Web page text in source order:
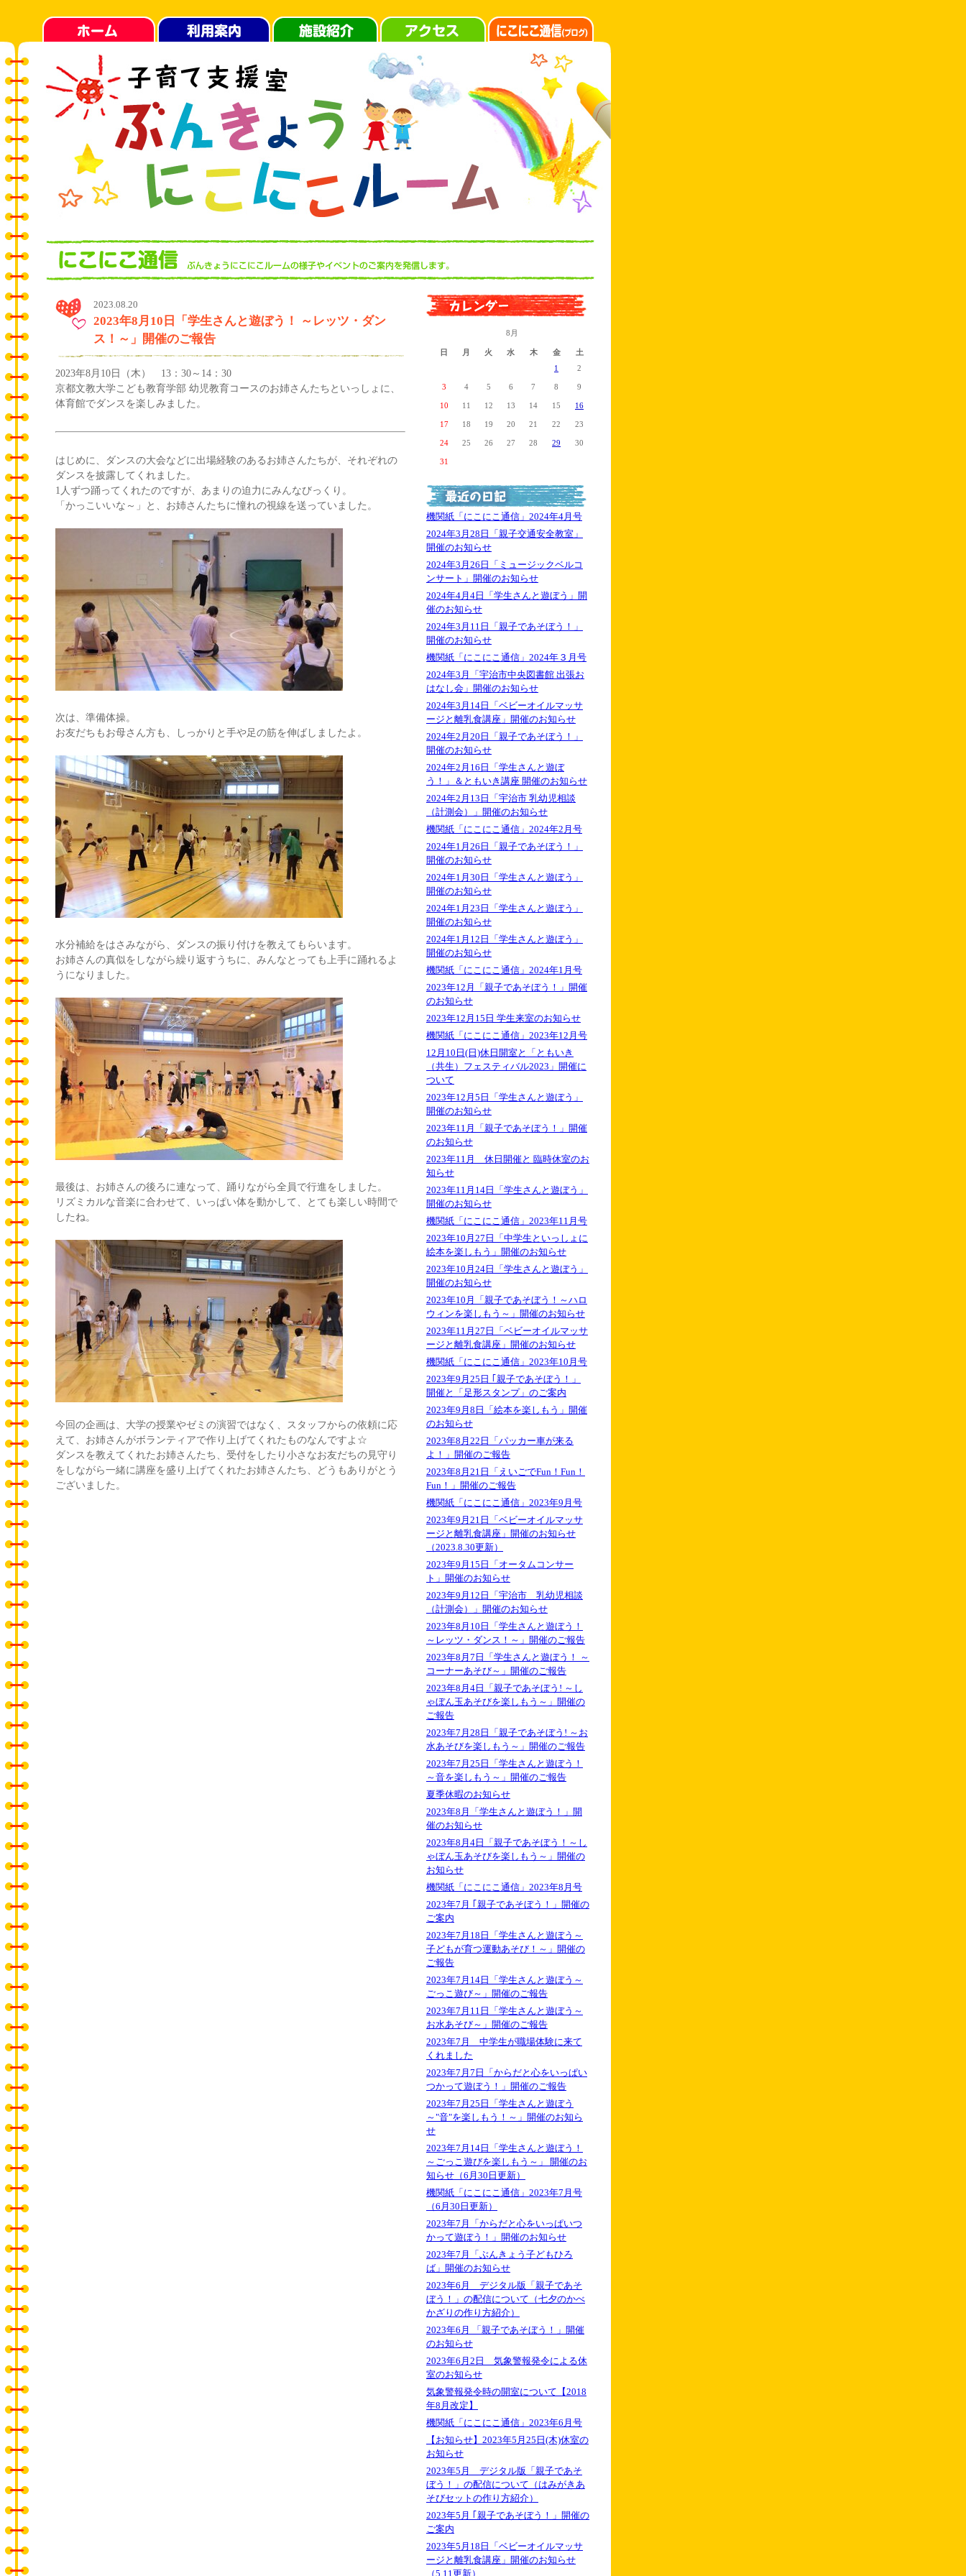
2023.08.20
2023年8月10日「学生さんと遊ぼう！ ～レッツ・ダン
ス！～」開催のご報告
2023年8月10日（木） 13：30～14：30
京都文教大学こども教育学部 幼児教育コースのお姉さんたちといっしょに、
体育館でダンスを楽しみました。
はじめに、ダンスの大会などに出場経験のあるお姉さんたちが、それぞれの
ダンスを披露してくれました。
1人ずつ踊ってくれたのですが、あまりの迫力にみんなびっくり。
「かっこいいな～」と、お姉さんたちに憧れの視線を送っていました。
次は、準備体操。
お友だちもお母さん方も、しっかりと手や足の筋を伸ばしましたよ。
水分補給をはさみながら、ダンスの振り付けを教えてもらいます。
お姉さんの真似をしながら繰り返すうちに、みんなとっても上手に踊れるよ
うになりました。
最後は、お姉さんの後ろに連なって、踊りながら全員で行進をしました。
リズミカルな音楽に合わせて、いっぱい体を動かして、とても楽しい時間で
したね。
今回の企画は、大学の授業やゼミの演習ではなく、スタッフからの依頼に応
えて、お姉さんがボランティアで作り上げてくれたものなんですよ☆
ダンスを教えてくれたお姉さんたち、受付をしたり小さなお友だちの見守り
をしながら一緒に講座を盛り上げてくれたお姉さんたち、どうもありがとう
ございました。
8月
日 月 火 水 木 金
土
1
2
3 4 5 6 7 8 9
10 11 12 13 14 15 16
17 18 19 20 21 22 23
24 25 26 27 28 29 30
31
機関紙「にこにこ通信」2024年4月号
2024年3月28日「親子交通安全教室」
開催のお知らせ
2024年3月26日「ミュージックベルコ
ンサート」開催のお知らせ
2024年4月4日「学生さんと遊ぼう」開
催のお知らせ
2024年3月11日「親子であそぼう！」
開催のお知らせ
機関紙「にこにこ通信」2024年３月号
2024年3月「宇治市中央図書館 出張お
はなし会」開催のお知らせ
2024年3月14日「ベビーオイルマッサ
ージと離乳食講座」開催のお知らせ
2024年2月20日「親子であそぼう！」
開催のお知らせ
2024年2月16日「学生さんと遊ぼ
う！」＆ともいき講座 開催のお知らせ
2024年2月13日「宇治市 乳幼児相談
（計測会）」開催のお知らせ
機関紙「にこにこ通信」2024年2月号
2024年1月26日「親子であそぼう！」
開催のお知らせ
2024年1月30日「学生さんと遊ぼう」
開催のお知らせ
2024年1月23日「学生さんと遊ぼう」
開催のお知らせ
2024年1月12日「学生さんと遊ぼう」
開催のお知らせ
機関紙「にこにこ通信」2024年1月号
2023年12月「親子であそぼう！」開催
のお知らせ
2023年12月15日 学生来室のお知らせ
機関紙「にこにこ通信」2023年12月号
12月10日(日)休日開室と「ともいき
（共生）フェスティバル2023」開催に
ついて
2023年12月5日「学生さんと遊ぼう」
開催のお知らせ
2023年11月「親子であそぼう！」開催
のお知らせ
2023年11月 休日開催と 臨時休室のお
知らせ
2023年11月14日「学生さんと遊ぼう」
開催のお知らせ
機関紙「にこにこ通信」2023年11月号
2023年10月27日「中学生といっしょに
絵本を楽しもう」開催のお知らせ
2023年10月24日「学生さんと遊ぼう」
開催のお知らせ
2023年10月「親子であそぼう！～ハロ
ウィンを楽しもう～」開催のお知らせ
2023年11月27日「ベビーオイルマッサ
ージと離乳食講座」開催のお知らせ
機関紙「にこにこ通信」2023年10月号
2023年9月25日 ｢親子であそぼう！」
開催と「足形スタンプ」のご案内
2023年9月8日「絵本を楽しもう」開催
のお知らせ
2023年8月22日「パッカー車が来る
よ！」開催のご報告
2023年8月21日「えいごでFun！Fun！
Fun！」開催のご報告
機関紙「にこにこ通信」2023年9月号
2023年9月21日「ベビーオイルマッサ
ージと離乳食講座」開催のお知らせ
（2023.8.30更新）
2023年9月15日「オータムコンサー
ト」開催のお知らせ
2023年9月12日「宇治市 乳幼児相談
（計測会）」開催のお知らせ
2023年8月10日「学生さんと遊ぼう！
～レッツ・ダンス！～」開催のご報告
2023年8月7日「学生さんと遊ぼう！ ～
コーナーあそび～」開催のご報告
2023年8月4日「親子であそぼう! ～し
ゃぼん玉あそびを楽しもう～」開催の
ご報告
2023年7月28日「親子であそぼう! ～お
水あそびを楽しもう～」開催のご報告
2023年7月25日「学生さんと遊ぼう！
～音を楽しもう～」開催のご報告
夏季休暇のお知らせ
2023年8月「学生さんと遊ぼう！」開
催のお知らせ
2023年8月4日「親子であそぼう！～し
ゃぼん玉あそびを楽しもう～」開催の
お知らせ
機関紙「にこにこ通信」2023年8月号
2023年7月 ｢親子であそぼう！」開催の
ご案内
2023年7月18日「学生さんと遊ぼう～
子どもが育つ運動あそび！～」開催の
ご報告
2023年7月14日「学生さんと遊ぼう～
ごっこ遊び～」開催のご報告
2023年7月11日「学生さんと遊ぼう～
お水あそび～」開催のご報告
2023年7月 中学生が職場体験に来て
くれました
2023年7月7日「からだと心をいっぱい
つかって遊ぼう！」開催のご報告
2023年7月25日「学生さんと遊ぼう
～"音"を楽しもう！～」開催のお知ら
せ
2023年7月14日「学生さんと遊ぼう！
～ごっこ遊びを楽しもう～」 開催のお
知らせ（6月30日更新）
機関紙「にこにこ通信」2023年7月号
（6月30日更新）
2023年7月「からだと心をいっぱいつ
かって遊ぼう！」開催のお知らせ
2023年7月「ぶんきょう子どもひろ
ば」開催のお知らせ
2023年6月 デジタル版「親子であそ
ぼう！」の配信について（七夕のかべ
かざりの作り方紹介）
2023年6月 「親子であそぼう！」開催
のお知らせ
2023年6月2日 気象警報発令による休
室のお知らせ
気象警報発令時の開室について【2018
年8月改定】
機関紙「にこにこ通信」2023年6月号
【お知らせ】2023年5月25日(木)休室の
お知らせ
2023年5月 デジタル版「親子であそ
ぼう！」の配信について（はみがきあ
そびセットの作り方紹介）
2023年5月 ｢親子であそぼう！」開催の
ご案内
2023年5月18日「ベビーオイルマッサ
ージと離乳食講座」開催のお知らせ
（5.11更新）